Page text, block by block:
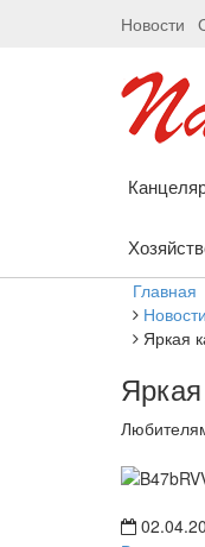
Новости
Главная
Новости
Яркая